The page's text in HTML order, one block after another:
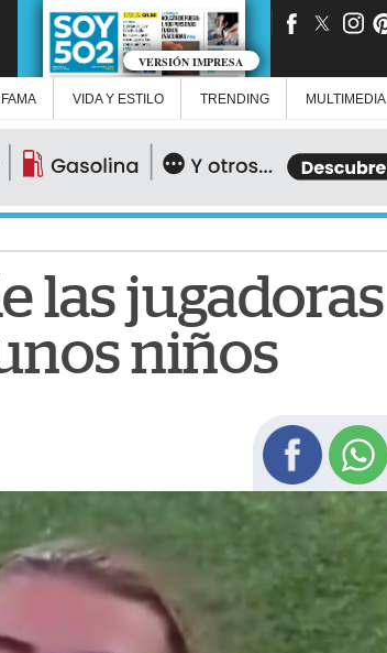
VERSIÓN IMPRESA
FAMA VIDA Y ESTILO TRENDING MULTIMEDIA
las jugadoras
niños